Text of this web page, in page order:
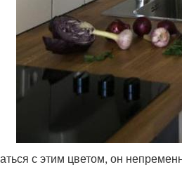
с этим цветом, он